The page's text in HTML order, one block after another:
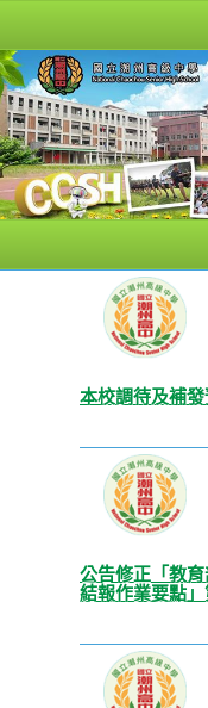
本校調待及補
公告修正「教
結報作業要點